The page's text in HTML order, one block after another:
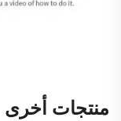
منتجات أخرى